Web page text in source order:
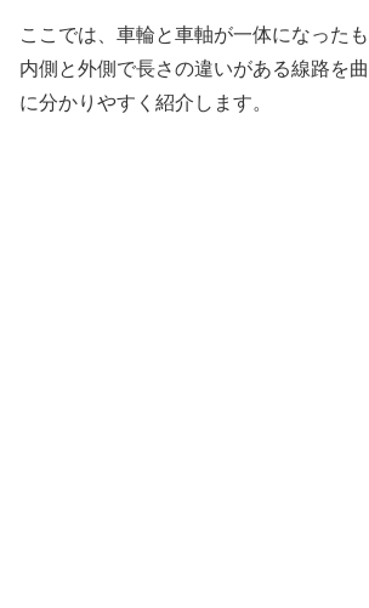
ここでは、車輪と車軸が一体になった
内側と外側で長さの違いがある線路を
に分かりやすく紹介します。